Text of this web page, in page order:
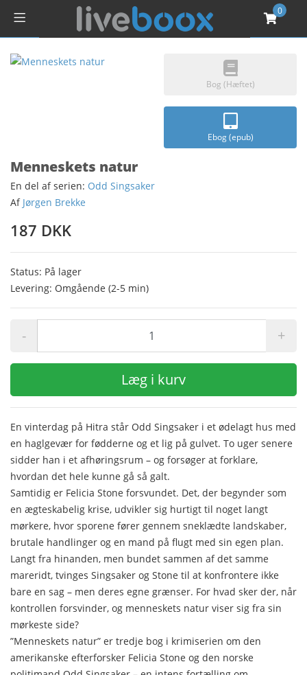
0
Bog (Hæftet)
Ebog (epub)
Menneskets natur
En del af serien: Odd Singsaker
Af Jørgen Brekke
187 DKK
Status: På lager
Levering: Omgående (2-5 min)
- +
Læg i kurv
En vinterdag på Hitra står Odd Singsaker i et ødelagt hus med
en haglgevær for fødderne og et lig på gulvet. To uger senere
sidder han i et afhøringsrum – og forsøger at forklare,
hvordan det hele kunne gå så galt.
Samtidig er Felicia Stone forsvundet. Det, der begynder som
en ægteskabelig krise, udvikler sig hurtigt til noget langt
mørkere, hvor sporene fører gennem sneklædte landskaber,
brutale handlinger og en mand på flugt med sin egen plan.
Langt fra hinanden, men bundet sammen af det samme
mareridt, tvinges Singsaker og Stone til at konfrontere ikke
bare en sag – men deres egne grænser. For hvad sker der, når
kontrollen forsvinder, og menneskets natur viser sig fra sin
mørkeste side?
”Menneskets natur” er tredje bog i krimiserien om den
amerikanske efterforsker Felicia Stone og den norske